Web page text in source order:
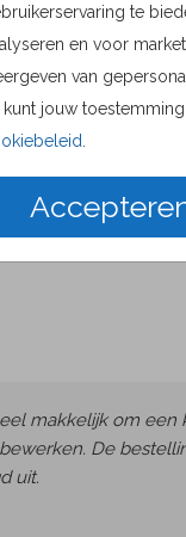
te
en voor
van
kunt jouw
makkelijk om een
De
uit.